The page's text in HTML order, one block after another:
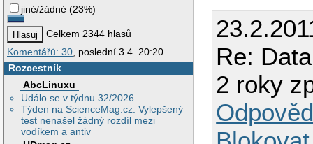
jiné/žádné (23%)
Celkem 2344 hlasů
Komentářů: 30 , poslední 3.4. 20:20
Rozcestník
AbcLinuxu
Událo se v týdnu 32/2026
Týden na ScienceMag.cz: Vylepšený
test nenašel žádný rozdíl mezi
vodíkem a antiv
Re:
2 roky